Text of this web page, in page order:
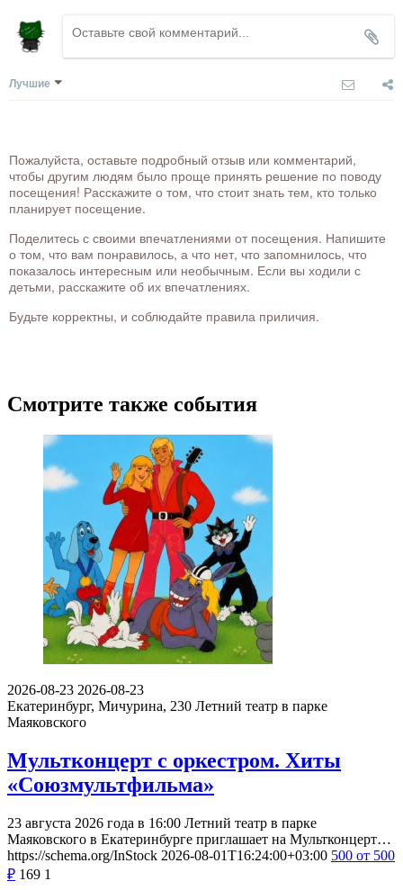
Лучшие
Пожалуйста, оставьте подробный отзыв или комментарий,
чтобы другим людям было проще принять решение по поводу
посещения! Расскажите о том, что стоит знать тем, кто только
планирует посещение.
Поделитесь с своими впечатлениями от посещения. Напишите
о том, что вам понравилось, а что нет, что запомнилось, что
показалось интересным или необычным. Если вы ходили с
детьми, расскажите об их впечатлениях.
Будьте корректны, и соблюдайте правила приличия.
Смотрите также события
2026-08-23 2026-08-23
Екатеринбург, Мичурина, 230 Летний театр в парке
Маяковского
Мультконцерт с оркестром. Хиты
«Союзмультфильма»
23 августа 2026 года в 16:00 Летний театр в парке
Маяковского в Екатеринбурге приглашает на Мультконцерт…
https://schema.org/InStock 2026-08-01T16:24:00+03:00 500 от 500
₽ 169 1